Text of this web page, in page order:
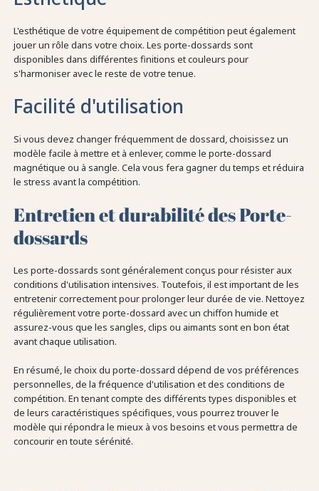
L'esthétique de votre équipement de compétition peut également
jouer un rôle dans votre choix. Les porte-dossards sont
disponibles dans différentes finitions et couleurs pour
s'harmoniser avec le reste de votre tenue.
Facilité d'utilisation
Si vous devez changer fréquemment de dossard, choisissez un
modèle facile à mettre et à enlever, comme le porte-dossard
magnétique ou à sangle. Cela vous fera gagner du temps et réduira
le stress avant la compétition.
Entretien et durabilité des Porte-
dossards
Les porte-dossards sont généralement conçus pour résister aux
conditions d'utilisation intensives. Toutefois, il est important de les
entretenir correctement pour prolonger leur durée de vie. Nettoyez
régulièrement votre porte-dossard avec un chiffon humide et
assurez-vous que les sangles, clips ou aimants sont en bon état
avant chaque utilisation.
En résumé, le choix du porte-dossard dépend de vos préférences
personnelles, de la fréquence d'utilisation et des conditions de
compétition. En tenant compte des différents types disponibles et
de leurs caractéristiques spécifiques, vous pourrez trouver le
modèle qui répondra le mieux à vos besoins et vous permettra de
concourir en toute sérénité.